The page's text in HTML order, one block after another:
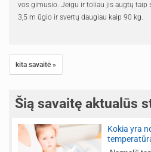
vos gimusio. Jeigu ir toliau jis augtų taip
3,5 m ūgio ir svertų daugiau kaip 90 kg.
kita savaitė »
Šią savaitę aktualūs
Kokia yra